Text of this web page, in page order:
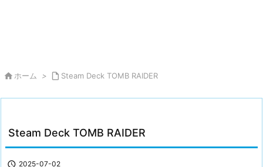
 ホーム >  Steam Deck TOMB RAIDER
Steam Deck TOMB RAIDER
 2025-07-02